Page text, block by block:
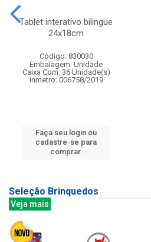
Tablet interativo bilingue
24x18cm
Código: 830030
Embalagem: Unidade
Caixa Com: 36 Unidade(s)
Inmetro: 006758/2019
Faça seu login ou
cadastre-se para
comprar.
Seleção Brinquedos
Veja mais